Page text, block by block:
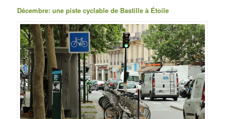
Décembre: une piste cyclable de Bastille à Étoile